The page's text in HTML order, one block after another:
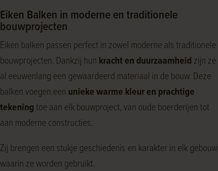
Eiken Balken in moderne en traditionele
bouwprojecten
Eiken balken passen perfect in zowel moderne als traditionele
bouwprojecten. Dankzij hun kracht en duurzaamheid zijn ze
al eeuwenlang een gewaardeerd materiaal in de bouw. Deze
balken voegen een unieke warme kleur en prachtige
tekeningtoe aan elk bouwproject, van oude boerderijen tot
aan moderne constructies.
Zij brengen een stukje geschiedenis en karakter in elk gebouw
waarin ze worden gebruikt.